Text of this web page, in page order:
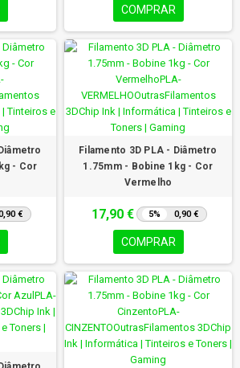
COMPRAR
- Cor
€
Filamento 3D PLA - Diâmetro
1.75mm - Bobine 1kg - Cor
Vermelho
17,90 € 5% 0,90 €
COMPRAR